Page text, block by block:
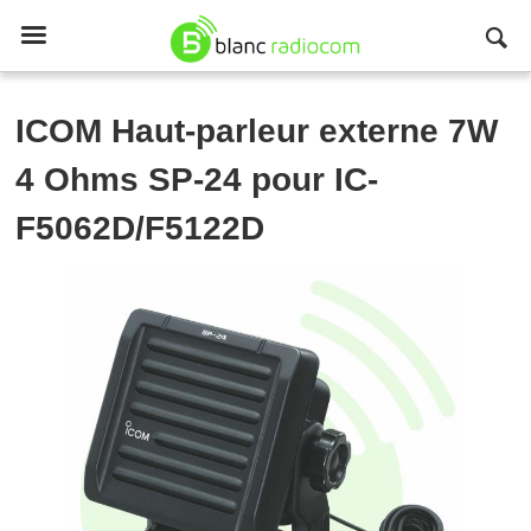

ICOM Haut-parleur externe 7W
4 Ohms SP-24 pour IC-
F5062D/F5122D